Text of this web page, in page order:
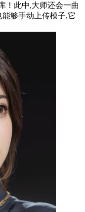
！此中,大师还会一曲
够手动上传模子,它